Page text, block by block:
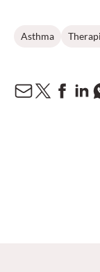
Asthma